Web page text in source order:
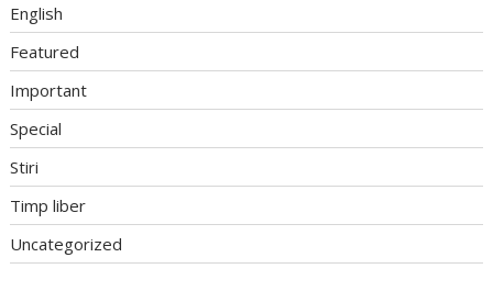
English
Featured
Important
Special
Stiri
Timp liber
Uncategorized